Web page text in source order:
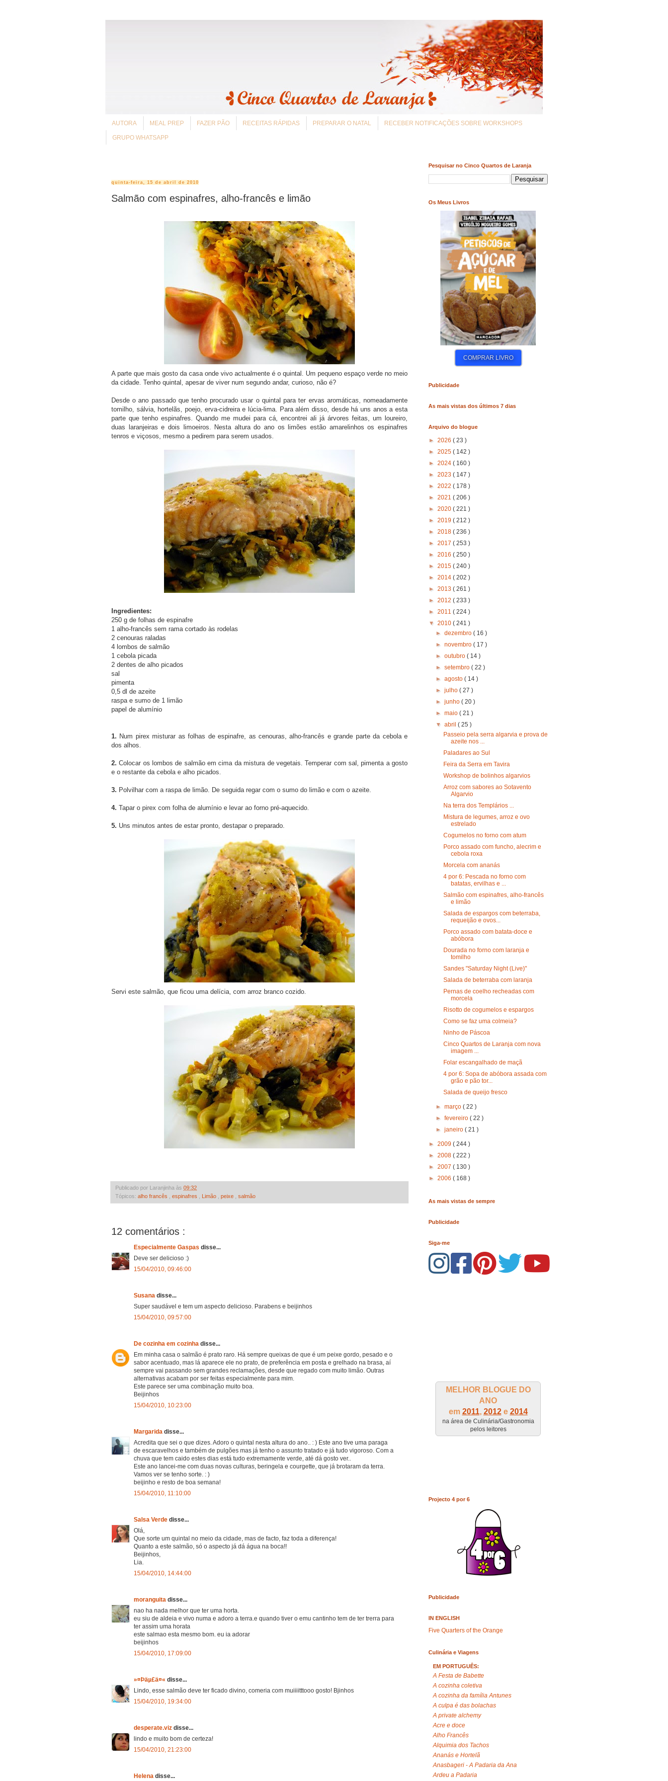
AUTORA MEAL PREP FAZER PÃO RECEITAS RÁPIDAS PREPARAR O NATAL RECEBER NOTIFICAÇÕES SOBRE WORKSHOPS
GRUPO WHATSAPP
quinta-feira, 15 de abril de 2010
Salmão com espinafres, alho-francês e limão
A parte que mais gosto da casa onde vivo actualmente é o quintal. Um pequeno espaço verde no meio
da cidade. Tenho quintal, apesar de viver num segundo andar, curioso, não é?
Desde o ano passado que tenho procurado usar o quintal para ter ervas aromáticas, nomeadamente
tomilho, sálvia, hortelãs, poejo, erva-cidreira e lúcia-lima. Para além disso, desde há uns anos a esta
parte que tenho espinafres. Quando me mudei para cá, encontrei ali já árvores feitas, um loureiro,
duas laranjeiras e dois limoeiros. Nesta altura do ano os limões estão amarelinhos os espinafres
tenros e viçosos, mesmo a pedirem para serem usados.
Ingredientes:
250 g de folhas de espinafre
1 alho-francês sem rama cortado às rodelas
2 cenouras raladas
4 lombos de salmão
1 cebola picada
2 dentes de alho picados
sal
pimenta
0,5 dl de azeite
raspa e sumo de 1 limão
papel de alumínio
1. Num pirex misturar as folhas de espinafre, as cenouras, alho-francês e grande parte da cebola e
dos alhos.
2.Colocar os lombos de salmão em cima da mistura de vegetais. Temperar com sal, pimenta a gosto
e o restante da cebola e alho picados.
3. Polvilhar com a raspa de limão. De seguida regar com o sumo do limão e com o azeite.
4. Tapar o pirex com folha de alumínio e levar ao forno pré-aquecido.
5. Uns minutos antes de estar pronto, destapar o preparado.
Servi este salmão, que ficou uma delícia, com arroz branco cozido.
Publicado por Laranjinha às 09:32
Tópicos: alho francês espinafres Limão peixe salmão
12 comentários :
Especialmente Gaspas disse...
Deve ser delicioso :)
15/04/2010, 09:46:00
Susana disse...
Super saudável e tem um aspecto delicioso. Parabens e beijinhos
15/04/2010, 09:57:00
De cozinha em cozinha disse...
Em minha casa o salmão é prato raro. Há sempre queixas de que é um peixe gordo, pesado e o
sabor acentuado, mas lá aparece ele no prato, de preferência em posta e grelhado na brasa, aí
sempre vai passando sem grandes reclamações, desde que regado com muito limão. Outras
alternativas acabam por ser feitas especialmente para mim.
Este parece ser uma combinação muito boa.
Beijinhos
15/04/2010, 10:23:00
Margarida disse...
Acredita que sei o que dizes. Adoro o quintal nesta altura do ano.. : ) Este ano tive uma paraga
de escaravelhos e também de pulgões mas já tenho o assunto tratado e já tudo vigoroso. Com a
chuva que tem caido estes dias está tudo extremamente verde, até dá gosto ver..
Este ano lancei-me com duas novas culturas, beringela e courgette, que já brotaram da terra.
Vamos ver se tenho sorte. : )
beijinho e resto de boa semana!
15/04/2010, 11:10:00
Salsa Verde disse...
Olá,
Que sorte um quintal no meio da cidade, mas de facto, faz toda a diferença!
Quanto a este salmão, só o aspecto já dá água na boca!!
Beijinhos,
Lia.
15/04/2010, 14:44:00
moranguita disse...
nao ha nada melhor que ter uma horta.
eu siu de aldeia e vivo numa e adoro a terra.e quando tiver o emu cantinho tem de ter trerra para
ter assim uma horata
este salmao esta mesmo bom. eu ia adorar
beijinhos
15/04/2010, 17:09:00
»¤Þäµ£ä¤« disse...
Lindo, esse salmão deve ter ficado divino, comeria com muiiiitttooo gosto! Bjinhos
15/04/2010, 19:34:00
desperate.viz disse...
lindo e muito bom de certeza!
15/04/2010, 21:23:00
Helena disse...
Pesquisar no Cinco Quartos de Laranja
Os Meus Livros
COMPRAR LIVRO COMPRAR LIVRO COMPRAR LIVRO
Publicidade
As mais vistas dos últimos 7 dias
Arquivo do blogue
► 2026 ( 23 )
► 2025 ( 142 )
► 2024 ( 160 )
► 2023 ( 147 )
► 2022 ( 178 )
► 2021 ( 206 )
► 2020 ( 221 )
► 2019 ( 212 )
► 2018 ( 236 )
► 2017 ( 253 )
► 2016 ( 250 )
► 2015 ( 240 )
► 2014 ( 202 )
► 2013 ( 261 )
► 2012 ( 233 )
► 2011 ( 224 )
▼ 2010 ( 241 )
►dezembro( 16 )
►novembro( 17 )
►outubro( 14 )
►setembro( 22 )
►agosto( 14 )
►julho( 27 )
►junho( 20 )
►maio( 21 )
▼abril( 25 )
Passeio pela serra algarvia e prova de
azeite nos ...
Paladares ao Sul
Feira da Serra em Tavira
Workshop de bolinhos algarvios
Arroz com sabores ao Sotavento
Algarvio
Na terra dos Templários ...
Mistura de legumes, arroz e ovo
estrelado
Cogumelos no forno com atum
Porco assado com funcho, alecrim e
cebola roxa
Morcela com ananás
4 por 6: Pescada no forno com
batatas, ervilhas e ...
Salmão com espinafres, alho-francês
e limão
Salada de espargos com beterraba,
requeijão e ovos...
Porco assado com batata-doce e
abóbora
Dourada no forno com laranja e
tomilho
Sandes "Saturday Night (Live)"
Salada de beterraba com laranja
Pernas de coelho recheadas com
morcela
Risotto de cogumelos e espargos
Como se faz uma colmeia?
Ninho de Páscoa
Cinco Quartos de Laranja com nova
imagem ...
Folar escangalhado de maçã
4 por 6: Sopa de abóbora assada com
grão e pão tor...
Salada de queijo fresco
►março( 22 )
►fevereiro( 22 )
►janeiro( 21 )
► 2009 ( 244 )
► 2008 ( 222 )
► 2007 ( 130 )
► 2006 ( 168 )
As mais vistas de sempre
Publicidade
Siga-me
MELHOR BLOGUE DO
ANO
em 2011, 2012e 2014
na área de Culinária/Gastronomia
pelos leitores
Projecto 4 por 6
Publicidade
IN ENGLISH
Five Quarters of the Orange
Culinária e Viagens
EM PORTUGUÊS:
A Festa de Babette
A cozinha coletiva
A cozinha da família Antunes
A culpa é das bolachas
A private alchemy
Acre e doce
Alho Francês
Alquimia dos Tachos
Ananás e Hortelã
Anasbageri - A Padaria da Ana
Ardeu a Padaria